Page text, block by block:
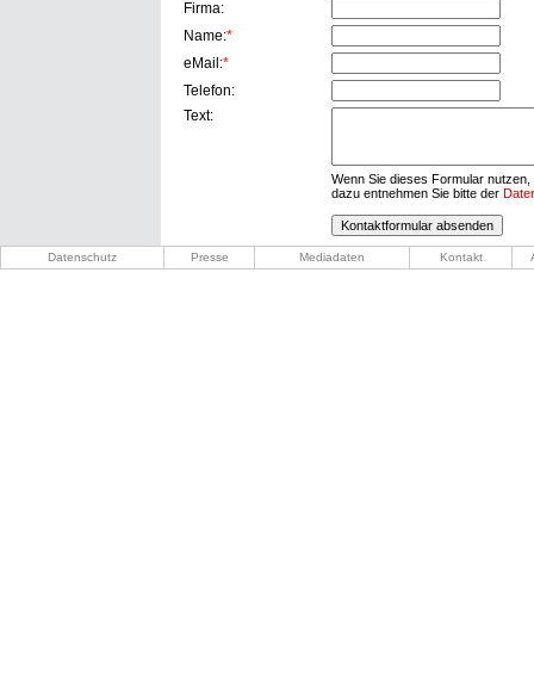
Firma:
Name:*
eMail:*
Telefon:
Text:
Wenn Sie dieses Formular
dazu entnehmen Sie bitte der
Datenschutz Presse Mediadaten Kontakt